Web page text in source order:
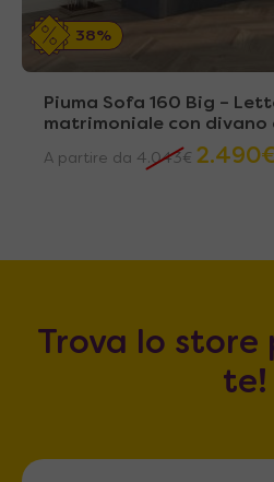
38%
Piuma Sofa 160 Big –
matrimoniale con
A partire da 4.043€ 2.490€
Trova lo store
te!